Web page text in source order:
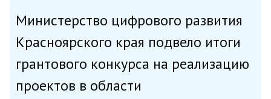
Министерство цифрового развития
Красноярского края подвело итоги
грантового конкурса на реализацию
проектов в области